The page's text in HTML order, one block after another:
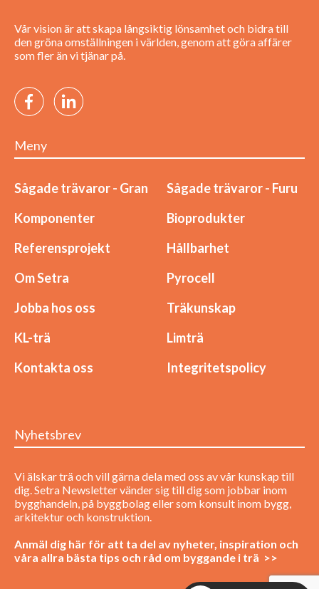
Vår vision är att skapa långsiktig lönsamhet och bidra till
den gröna omställningen i världen, genom att göra affärer
som fler än vi tjänar på.
Meny
Sågade trävaror - Gran
Sågade trävaror - Furu
Komponenter
Bioprodukter
Referensprojekt
Hållbarhet
Om Setra
Pyrocell
Jobba hos oss
Träkunskap
KL-trä
Limträ
Kontakta oss
Integritetspolicy
Nyhetsbrev
Vi älskar trä och vill gärna dela med oss av vår kunskap till
dig. Setra Newsletter vänder sig till dig som jobbar inom
bygghandeln, på byggbolag eller som konsult inom bygg,
arkitektur och konstruktion.
Anmäl dig här för att ta del av nyheter, inspiration och
våra allra bästa tips och råd om byggande i trä >>